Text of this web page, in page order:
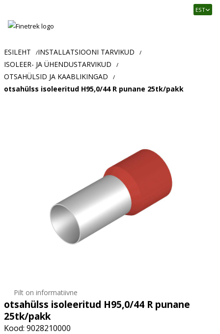
Usaldusväärne
ja
tööstusautomaatika
pood
EST
ESILEHT /INSTALLATSIOONI TARVIKUD /
ISOLEER- JA ÜHENDUSTARVIKUD /
OTSAHÜLSID JA KAABLIKINGAD /
otsahülss isoleeritud H95,0/44 R punane 25tk/pakk
Pilt on informatiivne
otsahülss isoleeritud H95,0/44 R punane
25tk/pakk
Kood: 9028210000